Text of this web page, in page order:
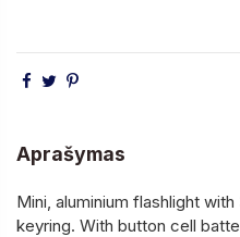
Aprašymas
Mini, aluminium flashlight
keyring. With button cell